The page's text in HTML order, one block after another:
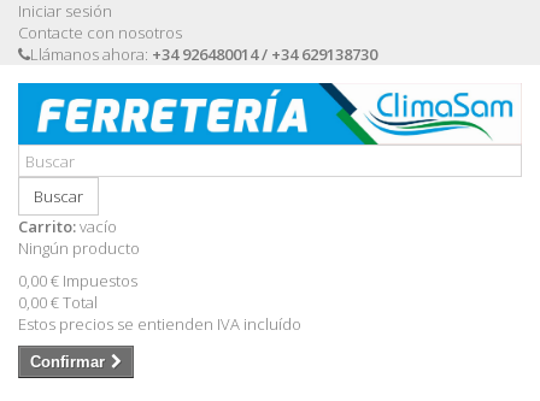
Iniciar sesión
Contacte con nosotros
Llámanos ahora: +34 926480014 / +34 629138730
Buscar
Carrito:vacío
Ningún producto
0,00 € Impuestos
0,00 €Total
Estos precios se entienden IVA incluído
Confirmar